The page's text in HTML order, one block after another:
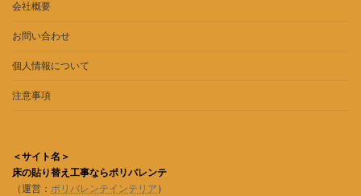
会社概要
お問い合わせ
個人情報について
注意事項
＜サイト名＞
床の貼り替え工事ならポリバレンテ
（運営： ポリバレンテインテリア ）